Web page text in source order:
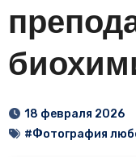
18 февраля 2026
#Фотография